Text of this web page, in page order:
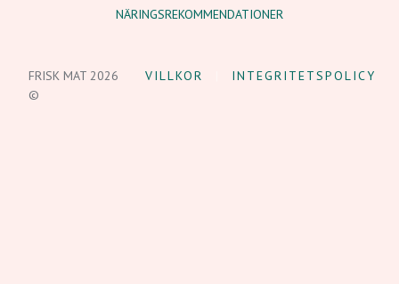
NÄRINGSREKOMMENDATIONER
FRISK MAT 2026
©
VILLKOR INTEGRITETSPOLICY